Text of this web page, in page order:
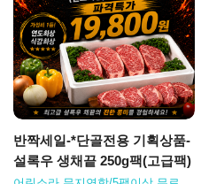
반짝세일-*단골전용 기획상품-
설록우 생채끝 250g팩(고급팩)